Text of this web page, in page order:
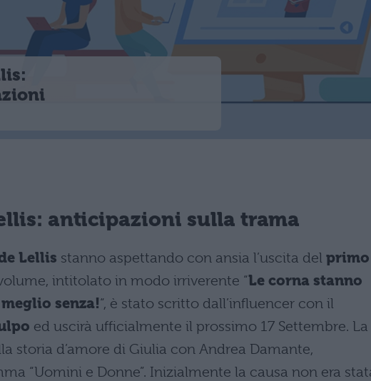
: anticipazioni sulla trama
Lellis stanno aspettando con ansia l’uscita del primo
intitolato in modo irriverente “Le corna stanno
senza!“, è stato scritto dall’influencer con il
ed uscirà ufficialmente il prossimo 17 Settembre. La
storia d’amore di Giulia con Andrea Damante,
“Uomini e Donne”. Inizialmente la causa non era